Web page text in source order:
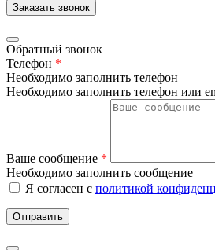
Заказать звонок
Обратный звонок
Телефон *
Необходимо заполнить телефон
Необходимо заполнить телефон или
Ваше сообщение *
Необходимо заполнить сообщение
Я согласен с политикой
Отправить